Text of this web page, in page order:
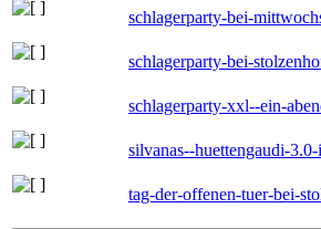
schlagerparty-bei-
schlagerparty-bei-
schlagerparty-xxl--ein-
silvanas--huettengaudi-
tag-der-offenen-tuer-bei-